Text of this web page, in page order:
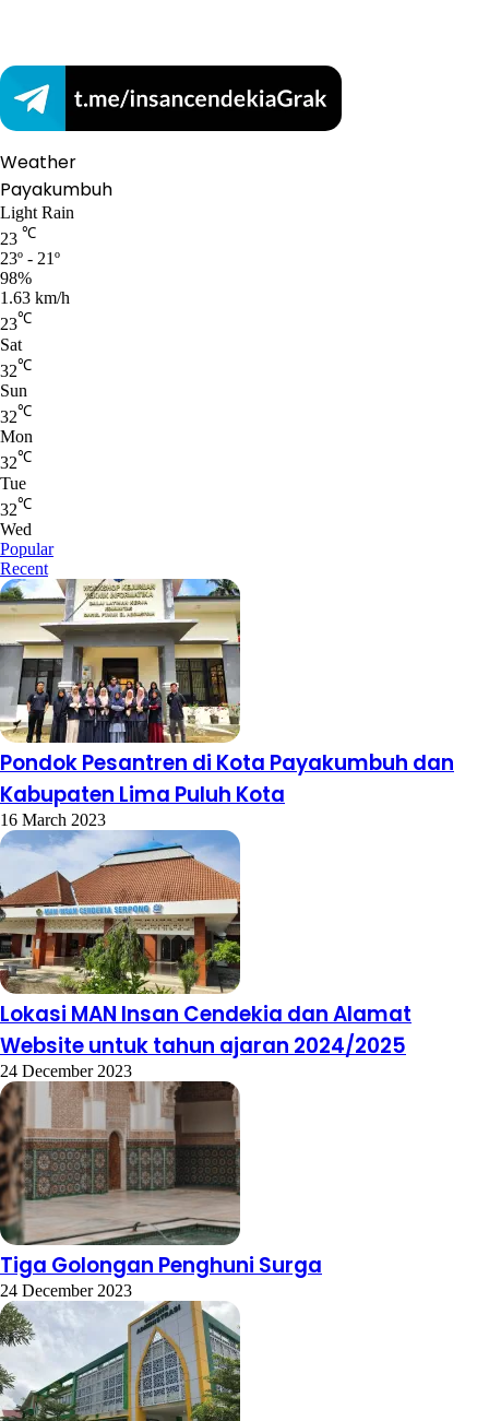
Weather
Payakumbuh
Light Rain
23℃
23º - 21º
98%
1.63 km/h
23℃
Sat
32℃
Sun
32℃
Mon
32℃
Tue
32℃
Wed
Popular
Recent
Pondok Pesantren di Kota Payakumbuh dan
Kabupaten Lima Puluh Kota
16 March 2023
Lokasi MAN Insan Cendekia dan Alamat
Website untuk tahun ajaran 2024/2025
24 December 2023
Tiga Golongan Penghuni Surga
24 December 2023